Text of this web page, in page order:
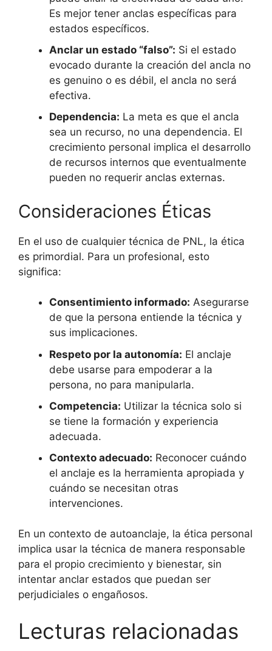
Es mejor tener anclas específicas para
estados específicos.
Anclar un estado “falso”: Si el estado
evocado durante la creación del ancla no
es genuino o es débil, el ancla no será
efectiva.
Dependencia: La meta es que el ancla
sea un recurso, no una dependencia. El
crecimiento personal implica el desarrollo
de recursos internos que eventualmente
pueden no requerir anclas externas.
Consideraciones Éticas
En el uso de cualquier técnica de PNL, la ética
es primordial. Para un profesional, esto
significa:
Consentimiento informado: Asegurarse
de que la persona entiende la técnica y
sus implicaciones.
Respeto por la autonomía: El anclaje
debe usarse para empoderar a la
persona, no para manipularla.
Competencia: Utilizar la técnica solo si
se tiene la formación y experiencia
adecuada.
Contexto adecuado: Reconocer cuándo
el anclaje es la herramienta apropiada y
cuándo se necesitan otras
intervenciones.
En un contexto de autoanclaje, la ética personal
implica usar la técnica de manera responsable
para el propio crecimiento y bienestar, sin
intentar anclar estados que puedan ser
perjudiciales o engañosos.
Lecturas relacionadas